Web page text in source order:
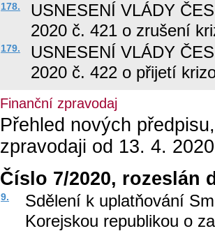
178.
USNESENÍ VLÁDY
2020 č. 421 o zrušení
179.
USNESENÍ VLÁDY
2020 č. 422 o přijetí
Finanční zpravodaj
Přehled nových
zpravodaji od 13. 4.
Číslo 7/2020, rozeslán
9.
Sdělení k uplatňování
Korejskou republikou o